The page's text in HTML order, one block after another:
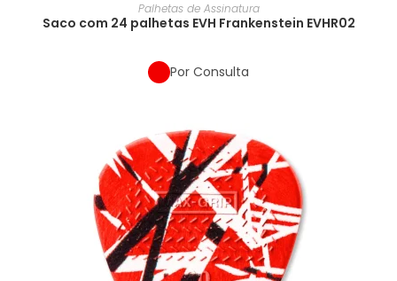
Palhetas de Assinatura
Saco com 24 palhetas EVH Frankenstein EVHR02
Por Consulta